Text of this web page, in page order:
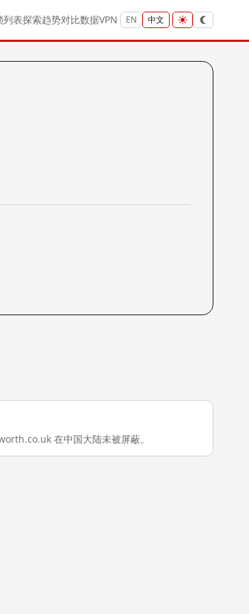
列表探索趋势对比数据VPN EN 中文
在中国大陆未被屏蔽。